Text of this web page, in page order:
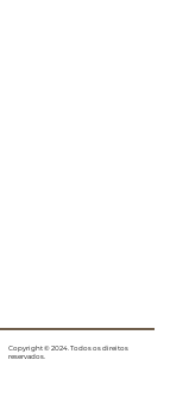
Copyright © 2024. Todos os direitos
reservados.